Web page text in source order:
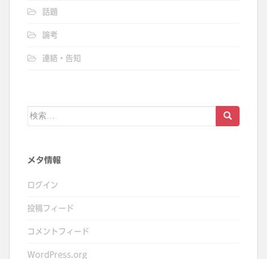
話題
論考
連絡・告知
検
メタ情報
ログイン
投稿フィード
コメントフィード
WordPress.org